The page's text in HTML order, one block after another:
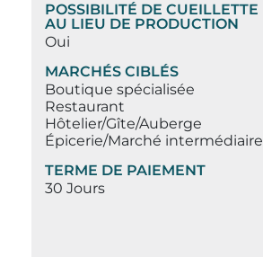
POSSIBILITÉ DE CUEILLETTE
AU LIEU DE PRODUCTION
Oui
MARCHÉS CIBLÉS
Boutique spécialisée
Restaurant
Hôtelier/Gîte/Auberge
Épicerie/Marché intermédiaire
TERME DE PAIEMENT
30 Jours